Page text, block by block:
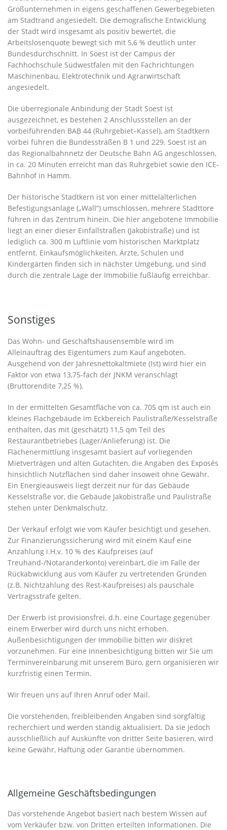
Großunternehmen in eigens geschaffenen Gewerbegebieten
am Stadtrand angesiedelt. Die demografische Entwicklung
der Stadt wird insgesamt als positiv bewertet, die
Arbeitslosenquote bewegt sich mit 5,6 % deutlich unter
Bundesdurchschnitt. In Soest ist der Campus der
Fachhochschule Südwestfalen mit den Fachrichtungen
Maschinenbau, Elektrotechnik und Agrarwirtschaft
angesiedelt.
Die überregionale Anbindung der Stadt Soest ist
ausgezeichnet, es bestehen 2 Anschlussstellen an der
vorbeiführenden BAB 44 (Ruhrgebiet–Kassel), am Stadtkern
vorbei führen die Bundesstraßen B 1 und 229. Soest ist an
das Regionalbahnnetz der Deutsche Bahn AG angeschlossen,
in ca. 20 Minuten erreicht man das Ruhrgebiet sowie den ICE-
Bahnhof in Hamm.
Der historische Stadtkern ist von einer mittelalterlichen
Befestigungsanlage („Wall“) umschlossen, mehrere Stadttore
führen in das Zentrum hinein. Die hier angebotene Immobilie
liegt an einer dieser Einfallstraßen (Jakobistraße) und ist
lediglich ca. 300 m Luftlinie vom historischen Marktplatz
entfernt. Einkaufsmöglichkeiten, Ärzte, Schulen und
Kindergärten finden sich in nächster Umgebung, und sind
durch die zentrale Lage der Immobilie fußläufig erreichbar.
Sonstiges
Das Wohn- und Geschäftshausensemble wird im
Alleinauftrag des Eigentümers zum Kauf angeboten.
Ausgehend von der Jahresnettokaltmiete (Ist) wird hier ein
Faktor von etwa 13,75-fach der JNKM veranschlagt
(Bruttorendite 7,25 %).
In der ermittelten Gesamtfläche von ca. 705 qm ist auch ein
kleines Flachgebäude im Eckbereich Paulistraße/Kesselstraße
enthalten, das mit (geschätzt) 11,5 qm Teil des
Restaurantbetriebes (Lager/Anlieferung) ist. Die
Flächenermittlung insgesamt basiert auf vorliegenden
Mietverträgen und alten Gutachten, die Angaben des Exposés
hinsichtlich Nutzflächen sind daher insoweit ohne Gewähr.
Ein Energieausweis liegt derzeit nur für das Gebäude
Kesselstraße vor, die Gebäude Jakobistraße und Paulistraße
stehen unter Denkmalschutz.
Der Verkauf erfolgt wie vom Käufer besichtigt und gesehen.
Zur Finanzierungssicherung wird mit einem Kauf eine
Anzahlung i.H.v. 10 % des Kaufpreises (auf
Treuhand-/Notaranderkonto) vereinbart, die im Falle der
Rückabwicklung aus vom Käufer zu vertretenden Gründen
(z.B. Nichtzahlung des Rest-Kaufpreises) als pauschale
Vertragsstrafe gelten.
Der Erwerb ist provisionsfrei, d.h. eine Courtage gegenüber
einem Erwerber wird durch uns nicht erhoben.
Außenbesichtigungen der Immobilie bitten wir diskret
vorzunehmen. Für eine Innenbesichtigung bitten wir Sie um
Terminvereinbarung mit unserem Büro, gern organisieren wir
kurzfristig einen Termin.
Wir freuen uns auf Ihren Anruf oder Mail.
Die vorstehenden, freibleibenden Angaben sind sorgfältig
recherchiert und werden ständig aktualisiert. Da sie jedoch
ausschließlich auf Auskünfte von dritter Seite basieren, wird
keine Gewähr, Haftung oder Garantie übernommen.
Allgemeine Geschäftsbedingungen
Das vorstehende Angebot basiert nach bestem Wissen auf
vom Verkäufer bzw. von Dritten erteilten Informationen. Die